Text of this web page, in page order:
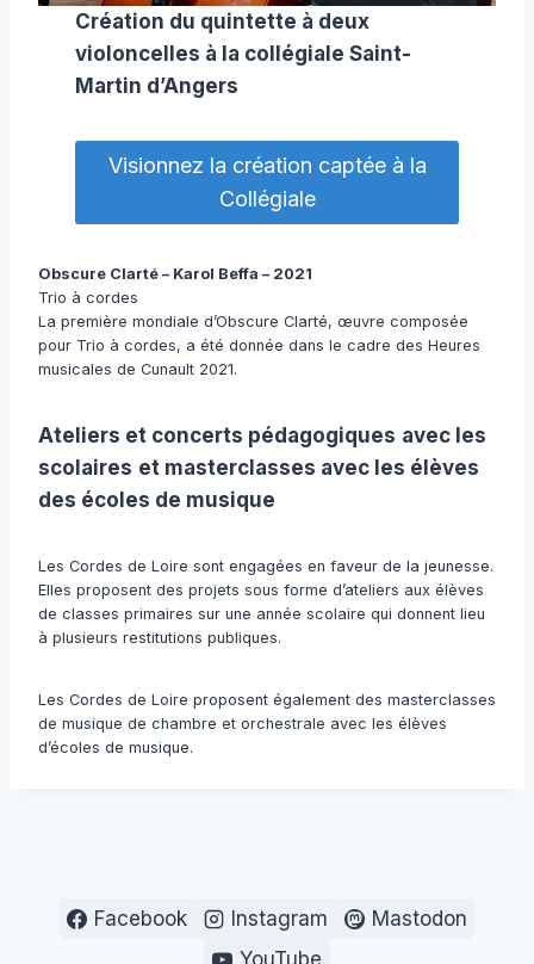
Création du quintette à deux
violoncelles à la collégiale Saint-
Martin d’Angers
Visionnez la création captée à la
Collégiale
Obscure Clarté – Karol Beffa – 2021
Trio à cordes
La première mondiale d’Obscure Clarté, œuvre composée
pour Trio à cordes, a été donnée dans le cadre des Heures
musicales de Cunault 2021.
Ateliers et concerts pédagogiques avec les
scolaires et masterclasses avec les élèves
des écoles de musique
Les Cordes de Loire sont engagées en faveur de la jeunesse.
Elles proposent des projets sous forme d’ateliers aux élèves
de classes primaires sur une année scolaire qui donnent lieu
à plusieurs restitutions publiques.
Les Cordes de Loire proposent également des masterclasses
de musique de chambre et orchestrale avec les élèves
d’écoles de musique.
Facebook Instagram
Mastodon
YouTube